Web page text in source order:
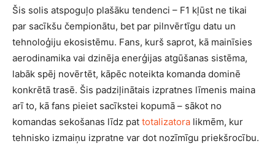
Šis solis atspoguļo plašāku tendenci – F1 kļūst ne tikai
par sacīkšu čempionātu, bet par pilnvērtīgu datu un
tehnoloģiju ekosistēmu. Fans, kurš saprot, kā mainīsies
aerodinamika vai dzinēja enerģijas atgūšanas sistēma,
labāk spēj novērtēt, kāpēc noteikta komanda dominē
konkrētā trasē. Šis padziļinātais izpratnes līmenis maina
arī to, kā fans pieiet sacīkstei kopumā – sākot no
komandas sekošanas līdz pat totalizatora likmēm, kur
tehnisko izmaiņu izpratne var dot nozīmīgu priekšrocību.